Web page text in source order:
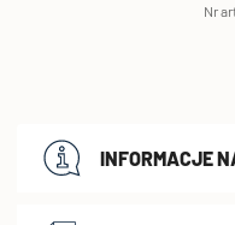
Nr
INFORMACJE